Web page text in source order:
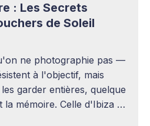
: Les Secrets
de Soleil
ne photographie pas —
à l'objectif, mais
garder entières, quelque
mémoire. Celle d'Ibiza en